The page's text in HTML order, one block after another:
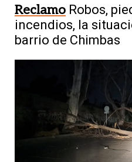
Reclamo Robos,
incendios, la
barrio de Chimbas